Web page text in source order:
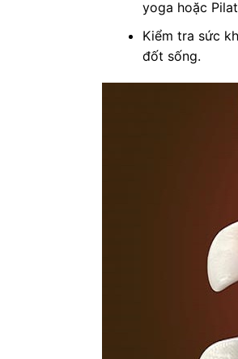
yoga hoặc
Kiểm tra sức
đốt sống.